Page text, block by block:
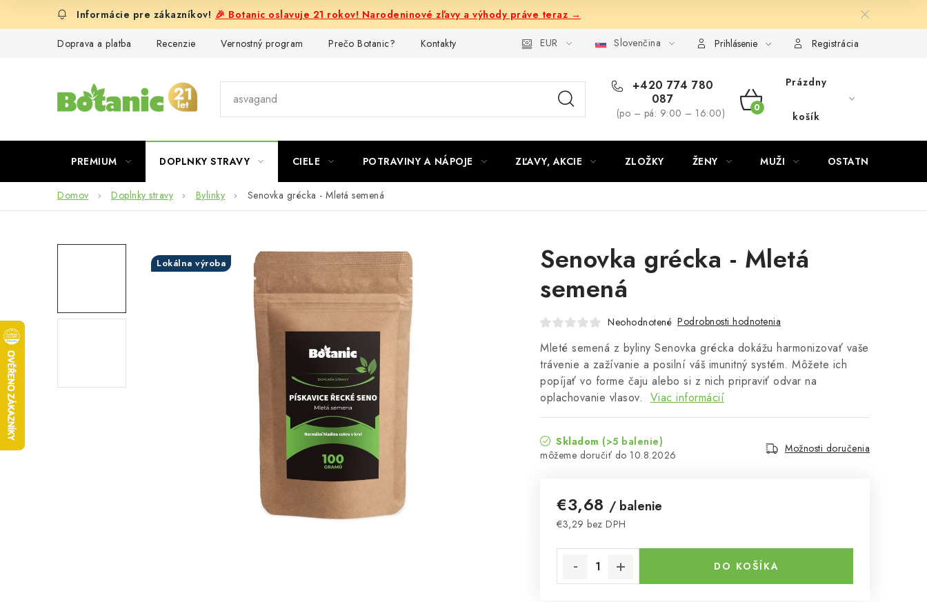
🎉 Botanic oslavuje 21 rokov! Narodeninové zľavy a výhody práve teraz →
Doprava a platba Recenzie Vernostný program Prečo Botanic? Kontakty EUR Slovenčina Prihlásenie Registrácia
+420 774 780
087
(po – pá: 9:00 – 16:00)
NÁKUPNÝ
Prázdny
košík
PREMIUM DOPLNKY STRAVY CIELE POTRAVINY A NÁPOJE ZĽAVY, AKCIE ZLOŽKY ŽENY MUŽI OSTATNÉ
Domov Doplnky stravy Bylinky Senovka grécka - Mletá semená
Senovka grécka - Mletá
semená
Neohodnotené Podrobnosti hodnotenia
Mleté semená z byliny Senovka grécka dokážu harmonizovať vaše
trávenie a zažívanie a posilní váš imunitný systém. Môžete ich
popíjať vo forme čaju alebo si z nich pripraviť odvar na
oplachovanie vlasov. Viac informácií
Skladom (>5 balenie)
10.8.2026
Možnosti doručenia
€3,68 / balenie
€3,29 bez DPH
DO KOŠÍKA
Lokálna výroba